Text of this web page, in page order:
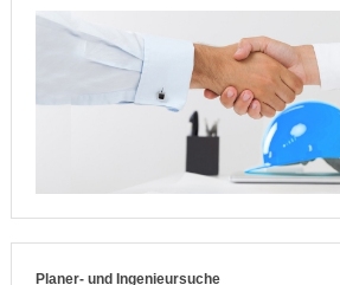
Planer- und Ingenieursuche